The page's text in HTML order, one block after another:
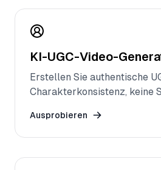
KI-UGC-Video-
Erstellen Sie authentische
Charakterkonsistenz, keine
Ausprobieren